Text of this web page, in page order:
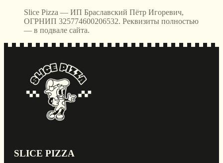
Slice Pizza — ИП Браславский Пётр Игоревич,
ОГРНИП 325774600206532. Реквизиты полностью
— в подвале сайта.
SLICE PIZZA